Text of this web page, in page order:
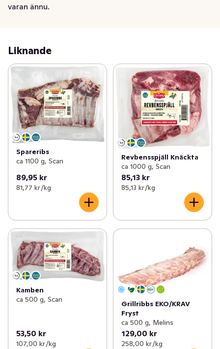
varan ännu.
Liknande
Spareribs
ca 1100 g, Scan
89,95 kr
81,77 kr /kg
Revbensspjäll Knäckta
ca 1000 g, Scan
85,13 kr
85,13 kr /kg
Kamben
ca 500 g, Scan
53,50 kr
107,00 kr /kg
Grillribbs EKO/KRAV
Fryst
ca 500 g, Melins
129,00 kr
258,00 kr /kg